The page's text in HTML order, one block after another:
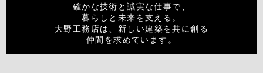
確かな技術と誠実な仕事で、
暮らしと未来を支える。
大野工務店は、 新しい建築を共に創る
仲間を求めています。